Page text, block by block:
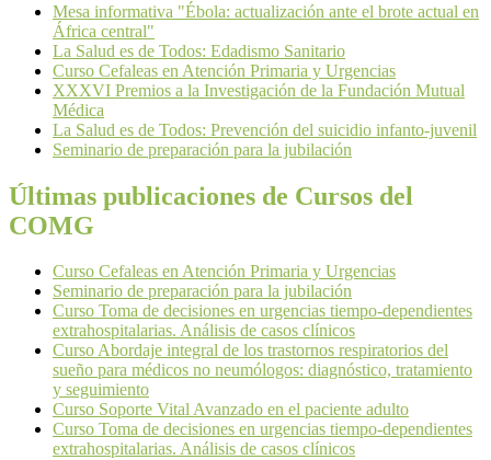
Mesa informativa "Ébola: actualización ante el brote actual en
África central"
La Salud es de Todos: Edadismo Sanitario
Curso Cefaleas en Atención Primaria y Urgencias
XXXVI Premios a la Investigación de la Fundación Mutual
Médica
La Salud es de Todos: Prevención del suicidio infanto-juvenil
Seminario de preparación para la jubilación
Últimas publicaciones de Cursos del
COMG
Curso Cefaleas en Atención Primaria y Urgencias
Seminario de preparación para la jubilación
Curso Toma de decisiones en urgencias tiempo-dependientes
extrahospitalarias. Análisis de casos clínicos
Curso Abordaje integral de los trastornos respiratorios del
sueño para médicos no neumólogos: diagnóstico, tratamiento
y seguimiento
Curso Soporte Vital Avanzado en el paciente adulto
Curso Toma de decisiones en urgencias tiempo-dependientes
extrahospitalarias. Análisis de casos clínicos